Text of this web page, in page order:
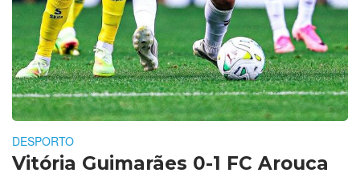
DESPORTO
Vitória Guimarães 0-1 FC Arouca